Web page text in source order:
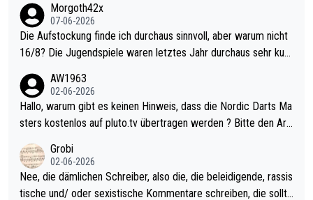
Morgoth42x
07-06-2026
Die Aufstockung finde ich durchaus sinnvoll, aber warum nicht
16/8? Die Jugendspiele waren letztes Jahr durchaus sehr kurz
Allerdings ist Mitchell Lawrie als Nummer 1 der Welt eh qualifi
ziert. Somit ändert die automatische Qualifikation des Weltmei
sters erstmal nichts. Ich denke sie wollen damit für nächstes J
ohl wenig WDF Turniere spielen. Dies war bei Archie Self letzt
es Jahr der Fall. Er musste als amtierender Weltmeister durch
den Qualifier und ich glaube kaum, dass Mitchel sich das (in Ve
AW1963
02-06-2026
Hallo, warum gibt es keinen Hinweis, dass die Nordic Darts Ma
sters kostenlos auf pluto.tv übertragen werden ? Bitte den Arti
Grobi
02-06-2026
Nee, die dämlichen Schreiber, also die, die beleidigende, rassis
tische und/ oder sexistische Kommentare schreiben, die sollte